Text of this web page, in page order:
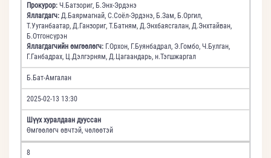
Прокурор: Ч.Батзориг, Б.Энх-Эрдэнэ
Яллагдагч: Д.Баярмагнай, С.Соёл-Эрдэнэ, Б.Зам, Б.Оргил,
Т.Ууганбаатар, Д.Ганзориг, Т.Батням, Д.Энхбаясгалан, Д.Энхтайван,
Б.Отгонсүрэн
Яллагдагчийн өмгөөлөгч: Г.Орхон, Г.Буянбадрал, Э.Гомбо, Ч.Булган,
Г.Ганбадрах, Ц.Дэлгэрням, Д.Цагаандарь, н.Тэгшжаргал
Б.Бат-Амгалан
2025-02-13 13:30
Шүүх хуралдаан дууссан
Өмгөөлөгч өвчтэй, чөлөөтэй
8